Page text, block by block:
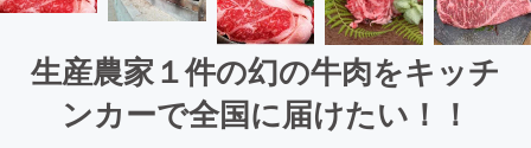
生産農家１件の幻の牛肉をキッチ
ンカーで全国に届けたい！！